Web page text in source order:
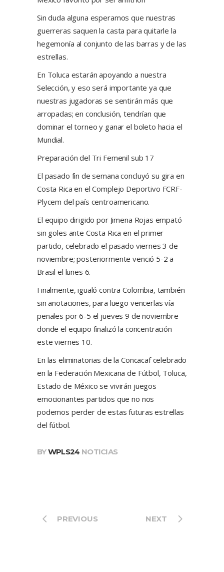
Sin duda alguna esperamos que nuestras
guerreras saquen la casta para quitarle la
hegemonía al conjunto de las barras y de las
estrellas.
En Toluca estarán apoyando a nuestra
Selección, y eso será importante ya que
nuestras jugadoras se sentirán más que
arropadas; en conclusión, tendrían que
dominar el torneo y ganar el boleto hacia el
Mundial.
Preparación del Tri Femenil sub 17
El pasado fin de semana concluyó su gira en
Costa Rica en el Complejo Deportivo FCRF-
Plycem del país centroamericano.
El equipo dirigido por Jimena Rojas empató
sin goles ante Costa Rica en el primer
partido, celebrado el pasado viernes 3 de
noviembre; posteriormente venció 5-2 a
Brasil el lunes 6.
Finalmente, igualó contra Colombia, también
sin anotaciones, para luego vencerlas vía
penales por 6-5 el jueves 9 de noviembre
donde el equipo finalizó la concentración
este viernes 10.
En las eliminatorias de la Concacaf celebrado
en la Federación Mexicana de Fútbol, Toluca,
Estado de México se vivirán juegos
emocionantes partidos que no nos
podemos perder de estas futuras estrellas
del fútbol.
BYWPLS24 NOTICIAS
PREVIOUS NEXT